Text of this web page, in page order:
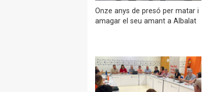
Onze anys de presó per matar i
amagar el seu amant a Albalat